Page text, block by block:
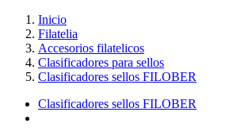
Inicio
Filatelia
Accesorios filatelicos
Clasificadores para sellos
Clasificadores sellos FILOBER
Clasificadores sellos FILOBER